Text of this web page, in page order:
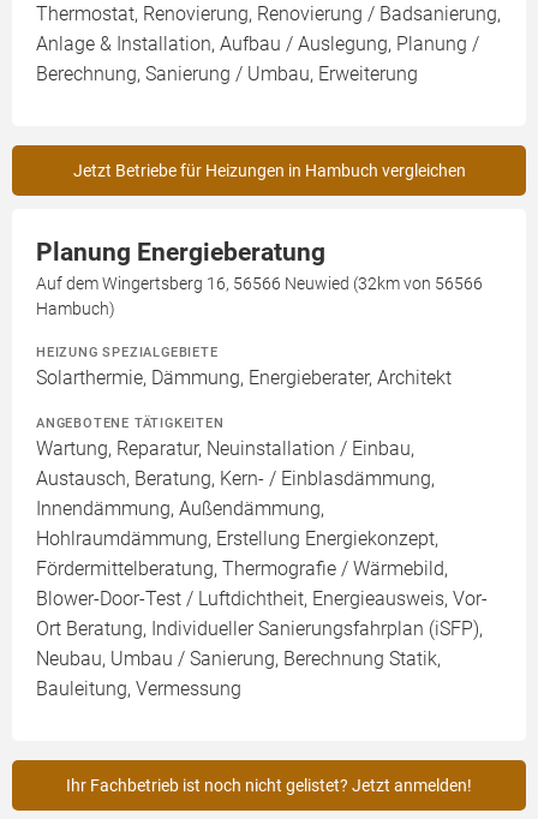
Thermostat, Renovierung, Renovierung / Badsanierung,
Anlage & Installation, Aufbau / Auslegung, Planung /
Berechnung, Sanierung / Umbau, Erweiterung
Jetzt Betriebe für Heizungen in Hambuch vergleichen
Planung Energieberatung
Auf dem Wingertsberg 16, 56566 Neuwied (32km von 56566
Hambuch)
HEIZUNG SPEZIALGEBIETE
Solarthermie, Dämmung, Energieberater, Architekt
ANGEBOTENE TÄTIGKEITEN
Wartung, Reparatur, Neuinstallation / Einbau,
Austausch, Beratung, Kern- / Einblasdämmung,
Innendämmung, Außendämmung,
Hohlraumdämmung, Erstellung Energiekonzept,
Fördermittelberatung, Thermografie / Wärmebild,
Blower-Door-Test / Luftdichtheit, Energieausweis, Vor-
Ort Beratung, Individueller Sanierungsfahrplan (iSFP),
Neubau, Umbau / Sanierung, Berechnung Statik,
Bauleitung, Vermessung
Ihr Fachbetrieb ist noch nicht gelistet? Jetzt anmelden!